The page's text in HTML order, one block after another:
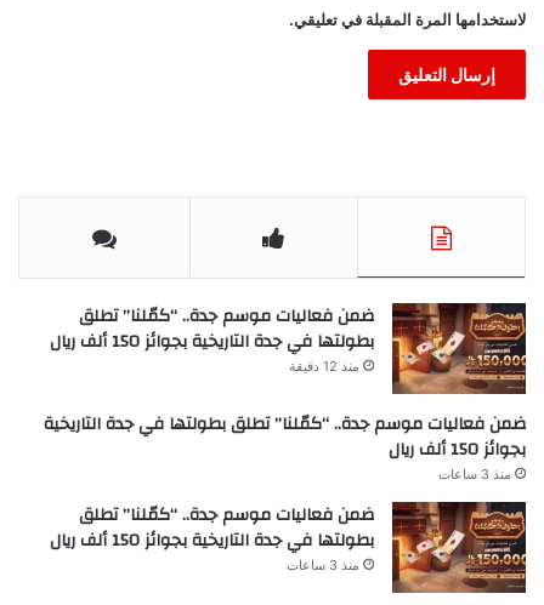
لاستخدامها المرة المقبلة في تعليقي.
ضمن فعاليات موسم جدة.. “كمّلنا” تطلق
بطولتها في جدة التاريخية بجوائز 150 ألف ريال
منذ 12 دقيقة
ضمن فعاليات موسم جدة.. “كمّلنا” تطلق بطولتها في جدة التاريخية
بجوائز 150 ألف ريال
منذ 3 ساعات
ضمن فعاليات موسم جدة.. “كمّلنا” تطلق
بطولتها في جدة التاريخية بجوائز 150 ألف ريال
منذ 3 ساعات